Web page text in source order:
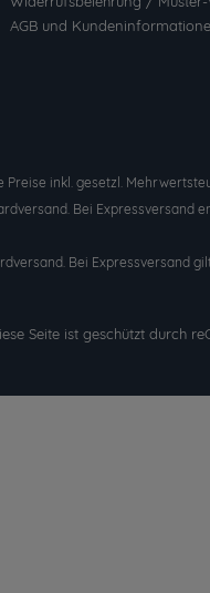
AGB und
Preise inkl. gesetzl.
Bei
Bei Expressversand
Seite ist geschützt durch